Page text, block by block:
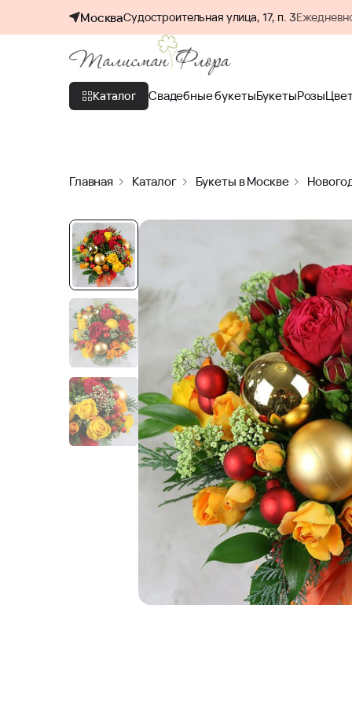
МоскваСудостроительная улица, 17, п. 3
Каталог Свадебные букетыБукетыРозы
Главная Каталог Букеты в Москве